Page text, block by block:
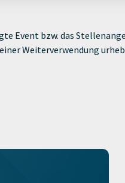
Event bzw. das
Weiterverwendung